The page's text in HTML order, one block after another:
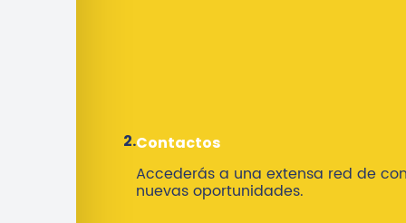
2.Contactos
Accederás a una extensa red de
nuevas oportunidades.